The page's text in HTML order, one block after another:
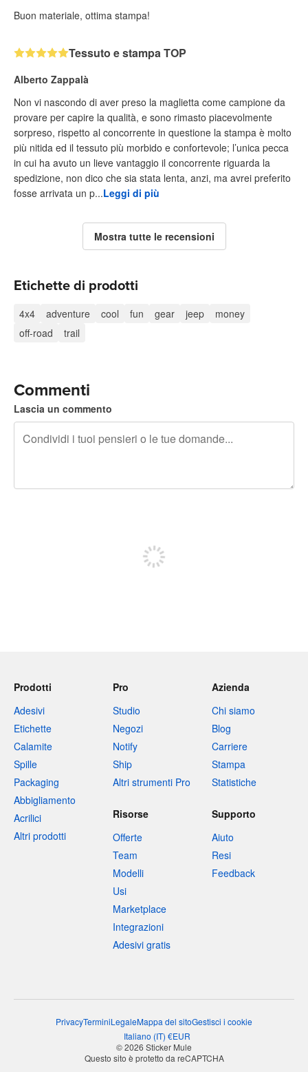
Buon materiale, ottima stampa!
Tessuto e stampa TOP
Alberto Zappalà
Non vi nascondo di aver preso la maglietta come campione da
provare per capire la qualità, e sono rimasto piacevolmente
sorpreso, rispetto al concorrente in questione la stampa è molto
più nitida ed il tessuto più morbido e confortevole; l’unica pecca
in cui ha avuto un lieve vantaggio il concorrente riguarda la
spedizione, non dico che sia stata lenta, anzi, ma avrei preferito
fosse arrivata un p...Leggi di più
Mostra tutte le recensioni
Etichette di prodotti
4x4 adventure cool fun gear jeep
money
off-road
trail
Commenti
Lascia un commento
Prodotti
Adesivi
Etichette
Calamite
Spille
Packaging
Abbigliamento
Acrilici
Altri prodotti
Pro
Studio
Negozi
Notify
Ship
Altri strumenti Pro
Azienda
Chi siamo
Blog
Carriere
Stampa
Statistiche
Risorse
Offerte
Team
Modelli
Usi
Marketplace
Integrazioni
Adesivi gratis
Supporto
Aiuto
Resi
Feedback
PrivacyTerminiLegaleMappa del sitoGestisci i cookie
Italiano (IT) €EUR
© 2026 Sticker Mule
Questo sito è protetto da reCAPTCHA